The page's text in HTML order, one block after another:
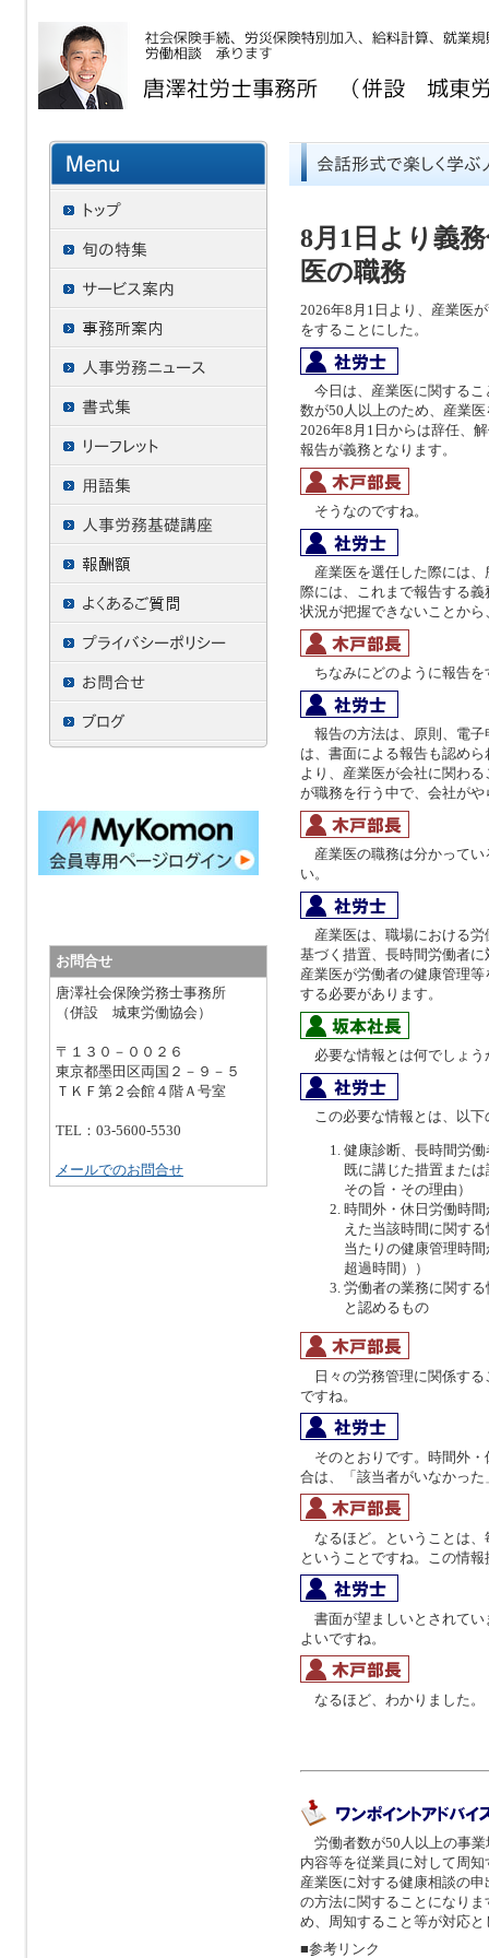
8月1日より義
医の職務
2026年8月1日より、産業医
をすることにした。
今日は、産業医に関するこ
数が50人以上のため、産業
2026年8月1日からは辞任、
報告が義務となります。
そうなのですね。
産業医を選任した際には、
際には、これまで報告する
状況が把握できないことか
ちなみにどのように報告を
報告の方法は、原則、電子
は、書面による報告も認め
より、産業医が会社に関わ
が職務を行う中で、会社が
産業医の職務は分かってい
い。
産業医は、職場における労
基づく措置、長時間労働者
産業医が労働者の健康管理
する必要があります。
必要な情報とは何でしょう
この必要な情報とは、以下
健康診断、長時間労
既に講じた措置また
その旨・その理由）
時間外・休日労働時
えた当該時間に関す
当たりの健康管理時
超過時間））
労働者の業務に関す
と認めるもの
日々の労務管理に関係する
ですね。
そのとおりです。時間外・
合は、「該当者がいなかっ
なるほど。ということは、
ということですね。この情
書面が望ましいとされてい
よいですね。
なるほど、わかりました。
労働者数が50人以上の事業
内容等を従業員に対して周
産業医に対する健康相談の
の方法に関することになり
め、周知すること等が対応
■参考リンク
お問合せ
唐澤社会保険労務士事務所
（併設 城東労働協会）
〒１３０－００２６
東京都墨田区両国２－９－５
ＴＫＦ第２会館４階Ａ号室
TEL：03-5600-5530
メールでのお問合せ